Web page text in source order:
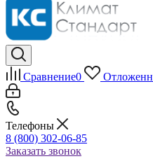
Сравнение0
Телефоны
8 (800) 302-06-85
Заказать звонок